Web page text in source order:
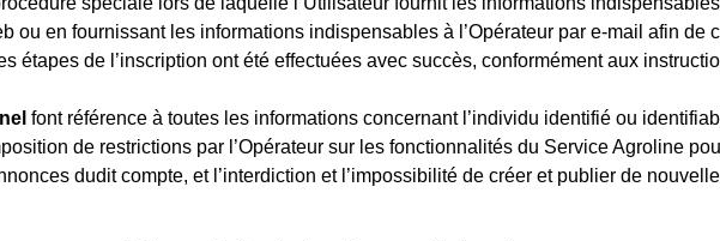
ou en fournissant les informations indispensables à l’Opérateur par e-mail afin de
étapes de l’inscription ont été effectuées avec succès, conformément aux
font référence à toutes les informations concernant l’individu identifié ou
de restrictions par l’Opérateur sur les fonctionnalités du Service Agroline
dudit compte, et l’interdiction et l’impossibilité de créer et publier de